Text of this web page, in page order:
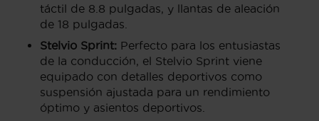
táctil de 8.8 pulgadas, y llantas de aleación
de 18 pulgadas.
Stelvio Sprint: Perfecto para los entusiastas
de la conducción, el Stelvio Sprint viene
equipado con detalles deportivos como
suspensión ajustada para un rendimiento
óptimo y asientos deportivos.